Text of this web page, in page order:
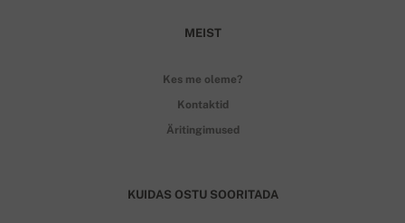
MEIST
Kes me oleme?
Kontaktid
Äritingimused
KUIDAS OSTU SOORITADA